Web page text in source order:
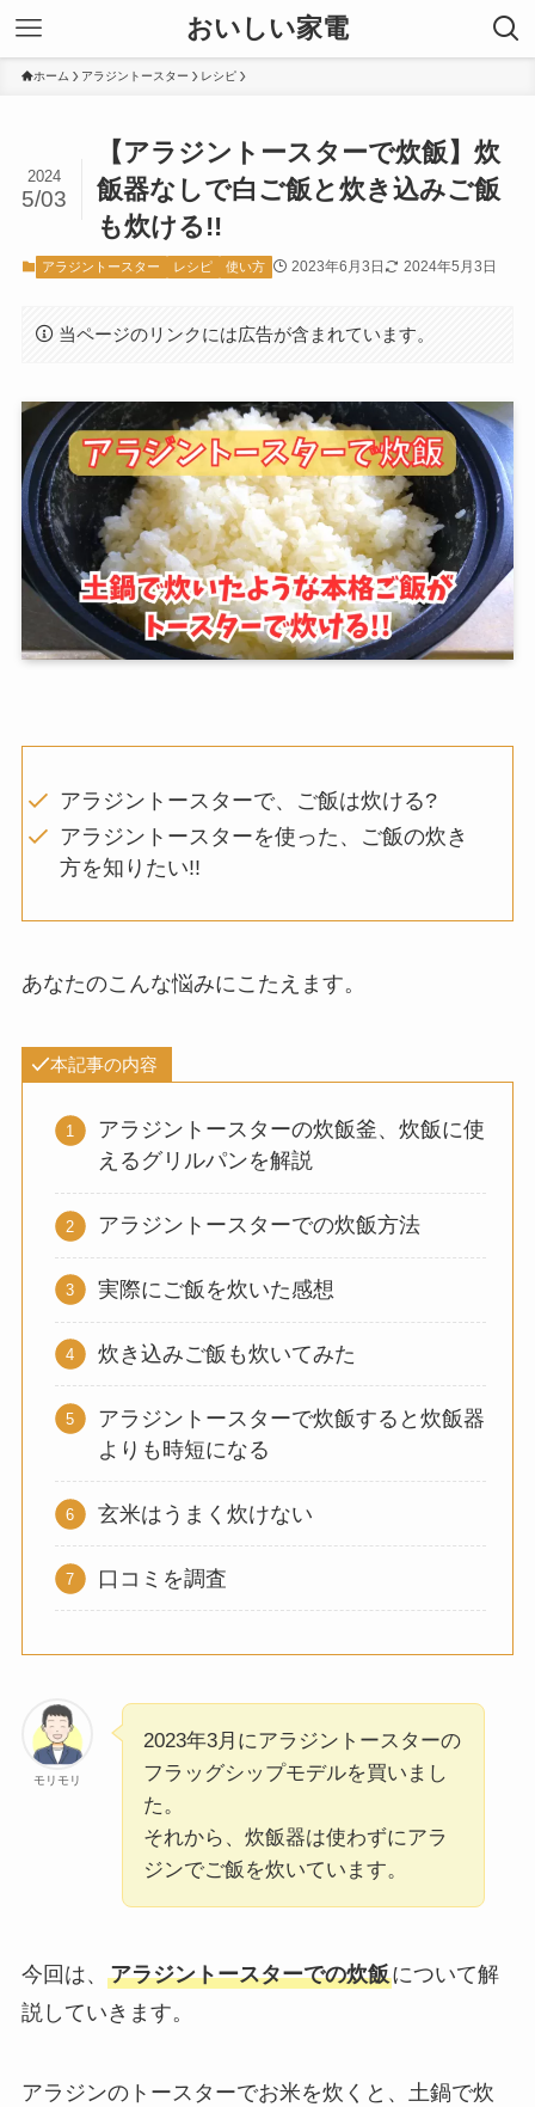
おいしい家電
ホーム アラジントースター レシピ
【アラジントースターで炊飯】炊
飯器なしで白ご飯と炊き込みご飯
も炊ける!!
2024
5/03
アラジントースター レシピ 使い方 2023年6月3日 2024年5月3日
当ページのリンクには広告が含まれています。
アラジントースターで、ご飯は炊ける?
アラジントースターを使った、ご飯の炊き
方を知りたい!!
あなたのこんな悩みにこたえます。
本記事の内容
アラジントースターの炊飯釜、炊飯に使
えるグリルパンを解説
アラジントースターでの炊飯方法
実際にご飯を炊いた感想
炊き込みご飯も炊いてみた
アラジントースターで炊飯すると炊飯器
よりも時短になる
玄米はうまく炊けない
口コミを調査
モリモリ
2023年3月にアラジントースターの
フラッグシップモデルを買いまし
た。
それから、炊飯器は使わずにアラ
ジンでご飯を炊いています。
今回は、 アラジントースターでの炊飯について解
説していきます。
アラジンのトースターでお米を炊くと、土鍋で炊